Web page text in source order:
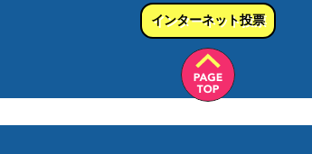
インターネット投票